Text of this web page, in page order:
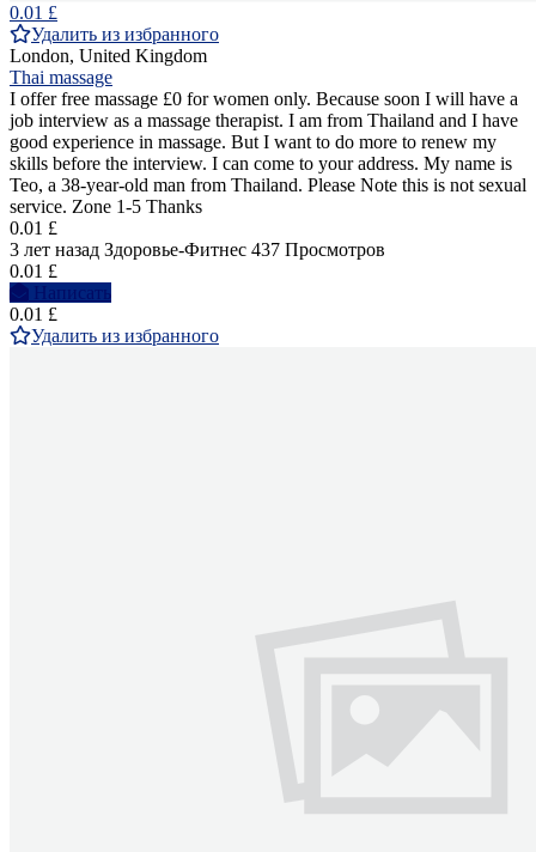
0.01 £
Удалить из избранного
London, United Kingdom
Thai massage
I offer free massage £0 for women only. Because soon I will have a
job interview as a massage therapist. I am from Thailand and I have
good experience in massage. But I want to do more to renew my
skills before the interview. I can come to your address. My name is
Teo, a 38-year-old man from Thailand. Please Note this is not sexual
service. Zone 1-5 Thanks
0.01 £
3 лет назад Здоровье-Фитнес 437 Просмотров
0.01 £
Написать
0.01 £
Удалить из избранного